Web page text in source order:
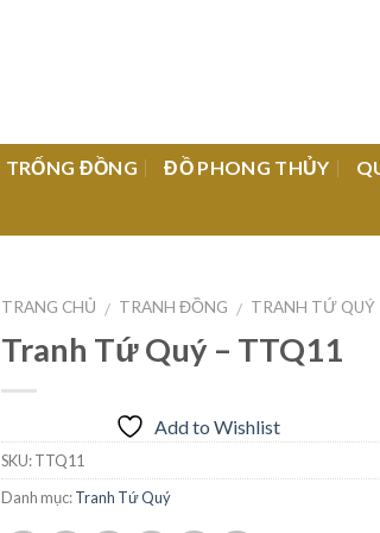
TRỐNG ĐỒNG ĐỒ PHONG THỦY
TRANG CHỦ / TRANH ĐỒNG / TRANH TỨ QUÝ
Tranh Tứ Quý – TTQ11
Add to Wishlist
SKU:TTQ11
Danh mục:Tranh Tứ Quý